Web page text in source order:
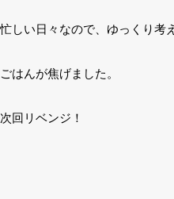
忙しい日々なので、ゆっくり考
ごはんが焦げました。
次回リベンジ！